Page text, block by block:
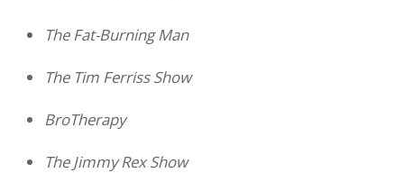
The Fat-Burning Man
The Tim Ferriss Show
BroTherapy
The Jimmy Rex Show